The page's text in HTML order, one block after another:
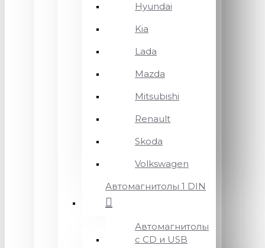
Hyundai
Kia
Lada
Mazda
Mitsubishi
Renault
Skoda
Volkswagen
Автомагнитолы 1 DIN
Автомагнитолы
с CD и USB